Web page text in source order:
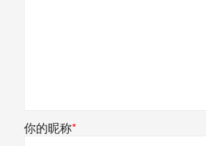
你的昵称*